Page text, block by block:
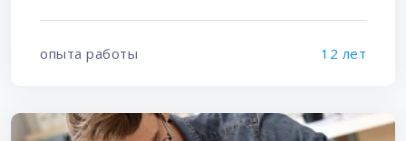
опыта работы 12 лет